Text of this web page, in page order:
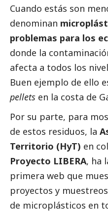
Cuando estás son
denominan
problemas para los
donde la
afecta a todos los
Buen ejemplo de ello
pellets en la costa de
Por su parte, para
de estos residuos, la
Territorio (HyT) en
Proyecto LIBERA, ha
primera web que
proyectos y
de microplásticos en